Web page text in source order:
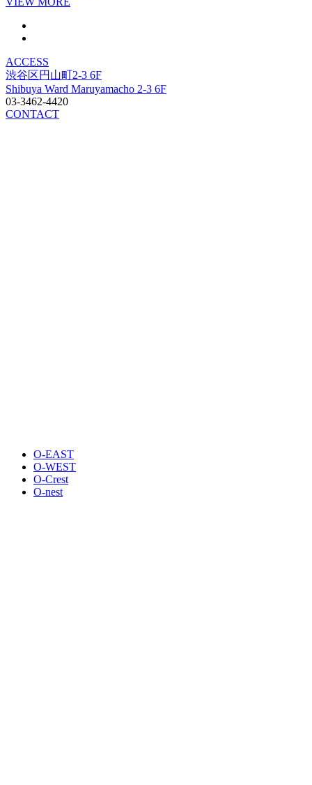
ACCESS
渋谷区円山町2-3 6F
Shibuya Ward Maruyamacho 2-3 6F
03-3462-4420
CONTACT
O-EAST
O-WEST
O-Crest
O-nest